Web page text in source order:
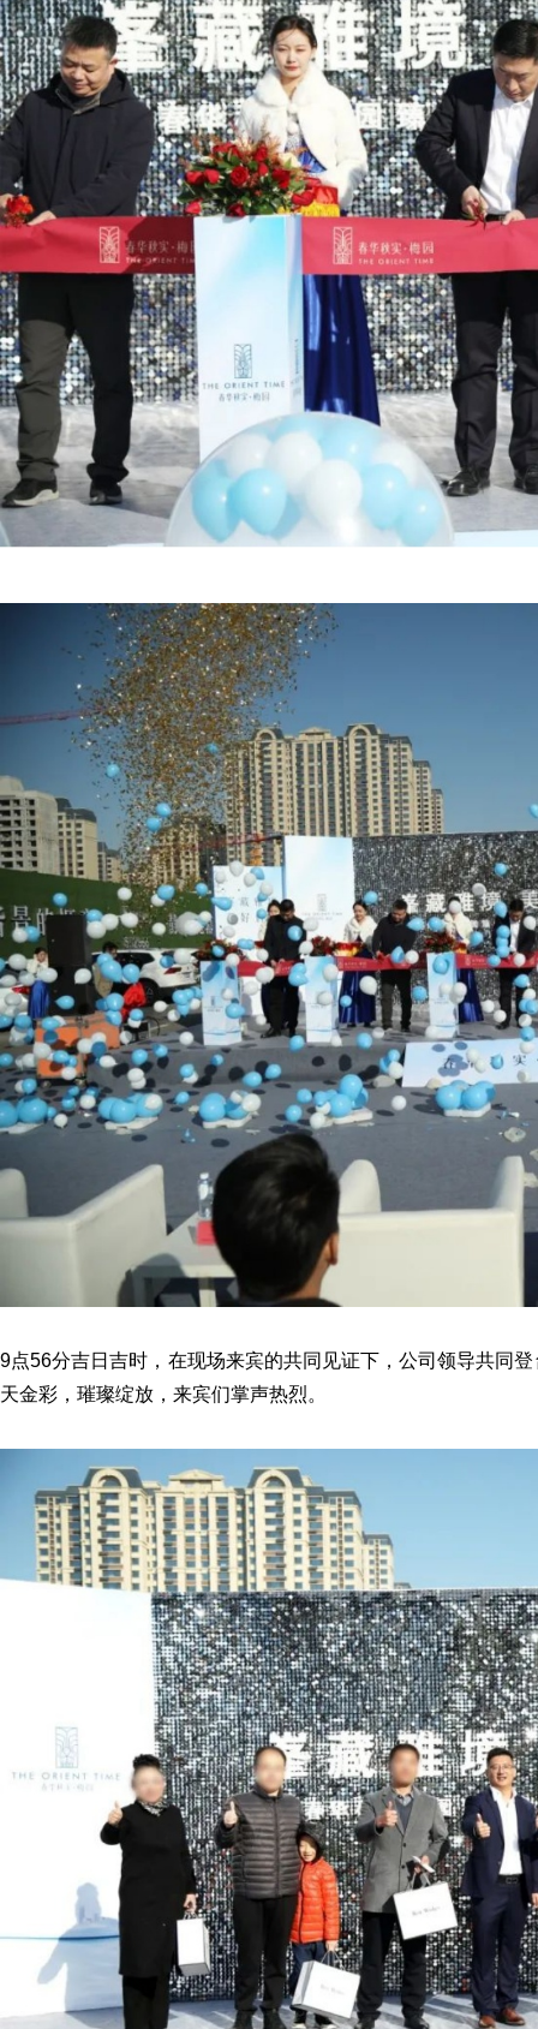
9点56分吉日吉时，在现场来宾的共同见证下，公司领导共同
天金彩，璀璨绽放，来宾们掌声热烈。